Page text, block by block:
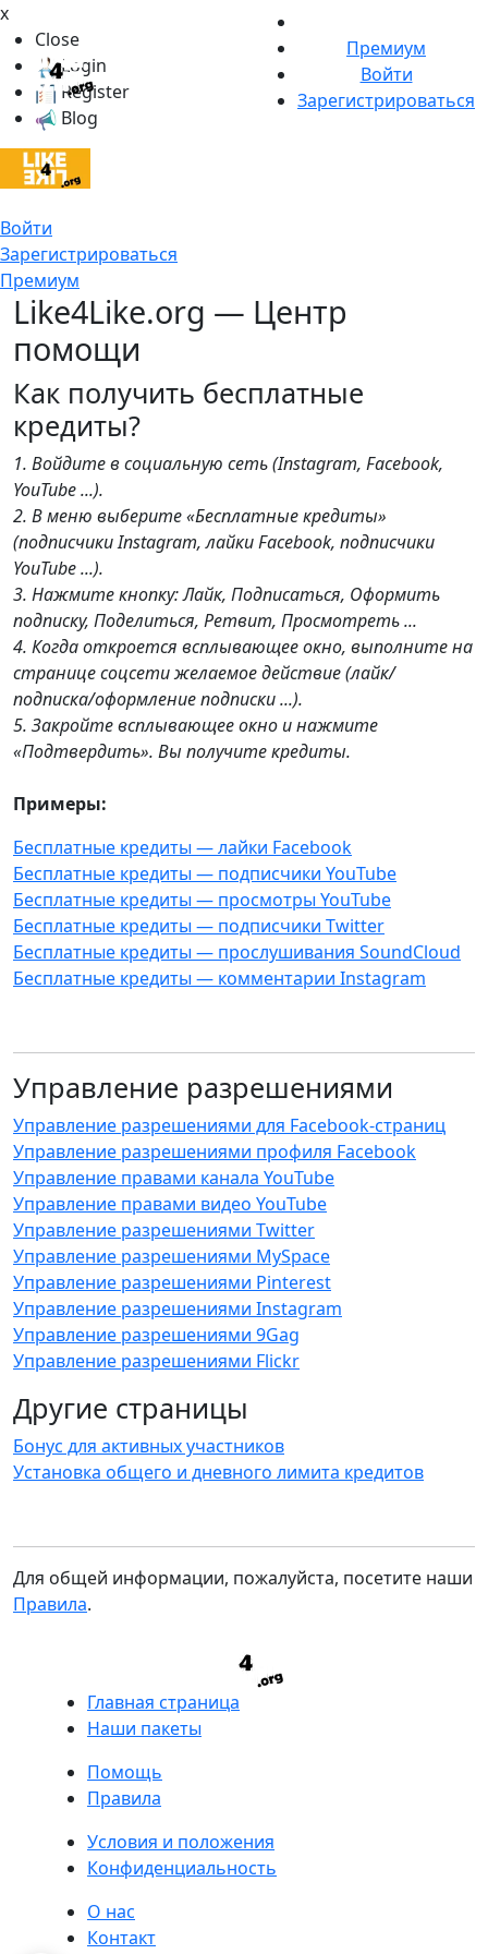
x
Close
Login
Register
Blog
Войти
Зарегистрироваться
Премиум
Премиум
Войти
Зарегистрироваться
Like4Like.org — Центр
помощи
Как получить бесплатные
кредиты?
1. Войдите в социальную сеть (Instagram, Facebook,
YouTube ...).
2. В меню выберите «Бесплатные кредиты»
(подписчики Instagram, лайки Facebook, подписчики
YouTube ...).
3. Нажмите кнопку: Лайк, Подписаться, Оформить
подписку, Поделиться, Ретвит, Просмотреть ...
4. Когда откроется всплывающее окно, выполните на
странице соцсети желаемое действие (лайк/
подписка/оформление подписки ...).
5. Закройте всплывающее окно и нажмите
«Подтвердить». Вы получите кредиты.
Примеры:
Бесплатные кредиты — лайки Facebook
Бесплатные кредиты — подписчики YouTube
Бесплатные кредиты — просмотры YouTube
Бесплатные кредиты — подписчики Twitter
Бесплатные кредиты — прослушивания SoundCloud
Бесплатные кредиты — комментарии Instagram
Управление разрешениями
Управление разрешениями для Facebook-страниц
Управление разрешениями профиля Facebook
Управление правами канала YouTube
Управление правами видео YouTube
Управление разрешениями Twitter
Управление разрешениями MySpace
Управление разрешениями Pinterest
Управление разрешениями Instagram
Управление разрешениями 9Gag
Управление разрешениями Flickr
Другие страницы
Бонус для активных участников
Установка общего и дневного лимита кредитов
Для общей информации, пожалуйста, посетите наши
Правила.
Главная страница
Наши пакеты
Помощь
Правила
Условия и положения
Конфиденциальность
О нас
Контакт